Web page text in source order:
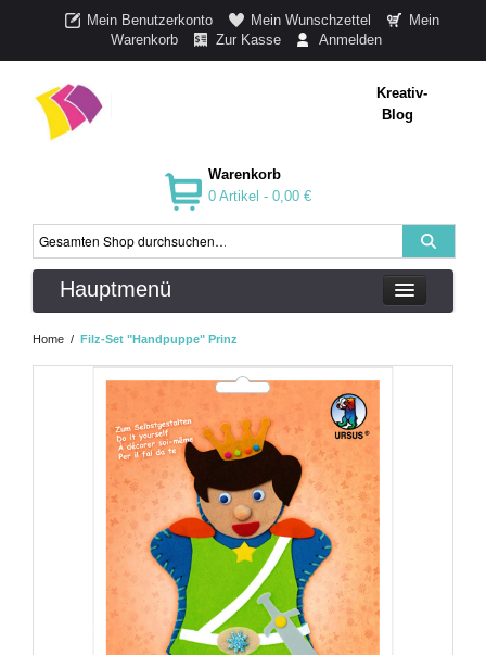
Mein Benutzerkonto Mein Wunschzettel
Mein
Warenkorb
Zur Kasse Anmelden
Kreativ-
Blog
Warenkorb
0 Artikel - 0,00 €
Hauptmenü
Home / Filz-Set "Handpuppe" Prinz